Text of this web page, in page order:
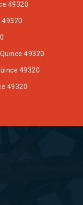
49320
49320
49320
49320